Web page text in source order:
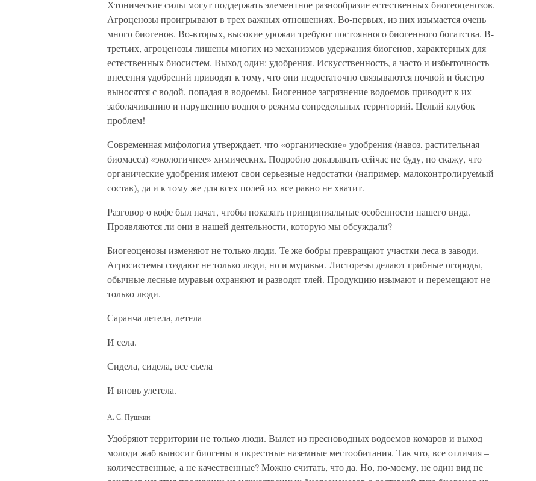
Хтонические силы могут поддержать элементное разнообразие естественных биогеоценозов.
Агроценозы проигрывают в трех важных отношениях. Во-первых, из них изымается очень
много биогенов. Во-вторых, высокие урожаи требуют постоянного биогенного богатства. В-
третьих, агроценозы лишены многих из механизмов удержания биогенов, характерных для
естественных биосистем. Выход один: удобрения. Искусственность, а часто и избыточность
внесения удобрений приводят к тому, что они недостаточно связываются почвой и быстро
выносятся с водой, попадая в водоемы. Биогенное загрязнение водоемов приводит к их
заболачиванию и нарушению водного режима сопредельных территорий. Целый клубок
проблем!
Современная мифология утверждает, что «органические» удобрения (навоз, растительная
биомасса) «экологичнее» химических. Подробно доказывать сейчас не буду, но скажу, что
органические удобрения имеют свои серьезные недостатки (например, малоконтролируемый
состав), да и к тому же для всех полей их все равно не хватит.
Разговор о кофе был начат, чтобы показать принципиальные особенности нашего вида.
Проявляются ли они в нашей деятельности, которую мы обсуждали?
Биогеоценозы изменяют не только люди. Те же бобры превращают участки леса в заводи.
Агросистемы создают не только люди, но и муравьи. Листорезы делают грибные огороды,
обычные лесные муравьи охраняют и разводят тлей. Продукцию изымают и перемещают не
только люди.
Саранча летела, летела
И села.
Сидела, сидела, все съела
И вновь улетела.
А. С. Пушкин
Удобряют территории не только люди. Вылет из пресноводных водоемов комаров и выход
молоди жаб выносит биогены в окрестные наземные местообитания. Так что, все отличия –
количественные, а не качественные? Можно считать, что да. Но, по-моему, не один вид не